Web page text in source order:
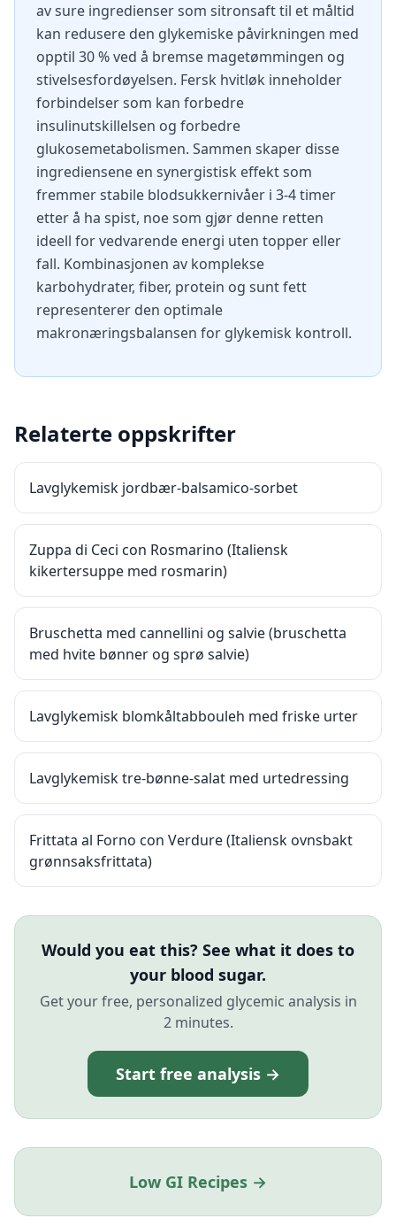
av sure ingredienser som sitronsaft til et måltid
kan redusere den glykemiske påvirkningen med
opptil 30 % ved å bremse magetømmingen og
stivelsesfordøyelsen. Fersk hvitløk inneholder
forbindelser som kan forbedre
insulinutskillelsen og forbedre
glukosemetabolismen. Sammen skaper disse
ingrediensene en synergistisk effekt som
fremmer stabile blodsukkernivåer i 3-4 timer
etter å ha spist, noe som gjør denne retten
ideell for vedvarende energi uten topper eller
fall. Kombinasjonen av komplekse
karbohydrater, fiber, protein og sunt fett
representerer den optimale
makronæringsbalansen for glykemisk kontroll.
Relaterte oppskrifter
Lavglykemisk jordbær-balsamico-sorbet
Zuppa di Ceci con Rosmarino (Italiensk
kikertersuppe med rosmarin)
Bruschetta med cannellini og salvie (bruschetta
med hvite bønner og sprø salvie)
Lavglykemisk blomkåltabbouleh med friske urter
Lavglykemisk tre-bønne-salat med urtedressing
Frittata al Forno con Verdure (Italiensk ovnsbakt
grønnsaksfrittata)
Would you eat this? See what it does to
your blood sugar.
Get your free, personalized glycemic analysis in
2 minutes.
Start free analysis →
Low GI Recipes →